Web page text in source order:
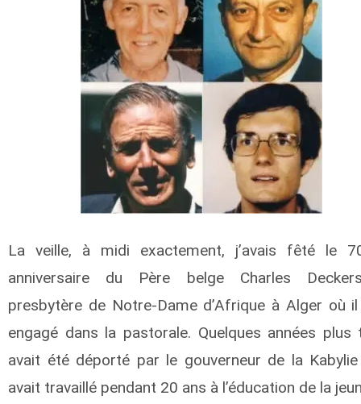
La veille, à midi exactement, j’avais fêté le
anniversaire du Père belge Charles
presbytère de Notre-Dame d’Afrique à Alger où
engagé dans la pastorale. Quelques années plus
avait été déporté par le gouverneur de la
avait travaillé pendant 20 ans à l’éducation de la